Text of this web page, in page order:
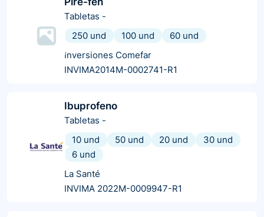
Tabletas -
250 und
100 und
60 und
Inversiones Comefar
INVIMA2014M-0002741-R1
Ibuprofeno
Tabletas -
10 und
50 und 20 und
30 und
6 und
La Santé
INVIMA 2022M-0009947-R1